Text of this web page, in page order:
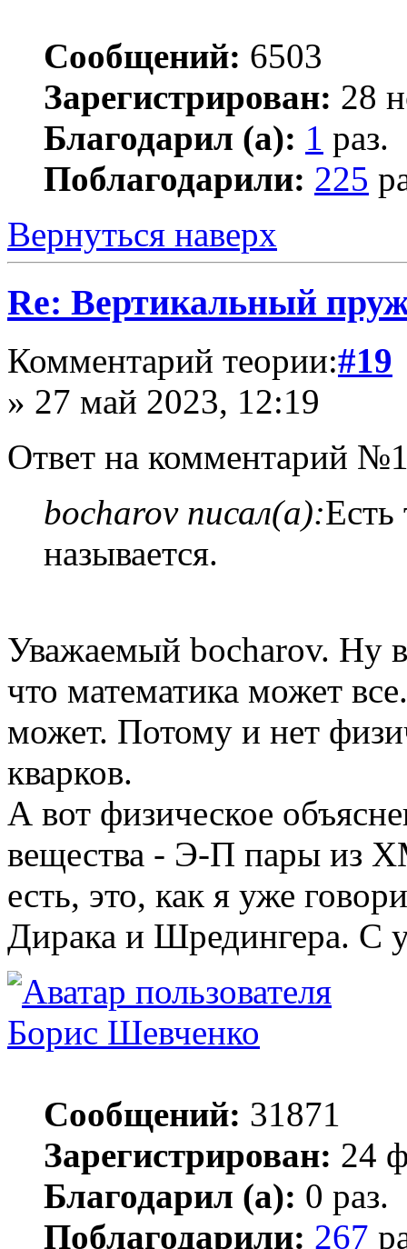
Сообщений: 6503
Зарегистрирован: 28
Благодарил (а): 1 раз.
Поблагодарили: 225
Вернуться наверх
Re: Вертикальный
Комментарий теории:#19
» 27 май 2023, 12:19
Ответ на комментарий
bocharov писал(а):Есть
называется.
Уважаемый bocharov. Ну
что математика может
может. Потому и нет
кварков.
А вот физическое
вещества - Э-П пары из
есть, это, как я уже
Дирака и Шредингера. С
Борис Шевченко
Сообщений: 31871
Зарегистрирован: 24
Благодарил (а): 0 раз.
Поблагодарили: 267